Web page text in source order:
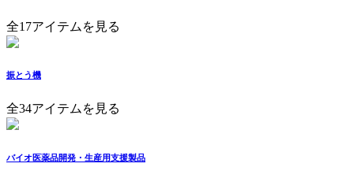
全17アイテムを見る
振とう機
全34アイテムを見る
バイオ医薬品開発・生産用支援製品